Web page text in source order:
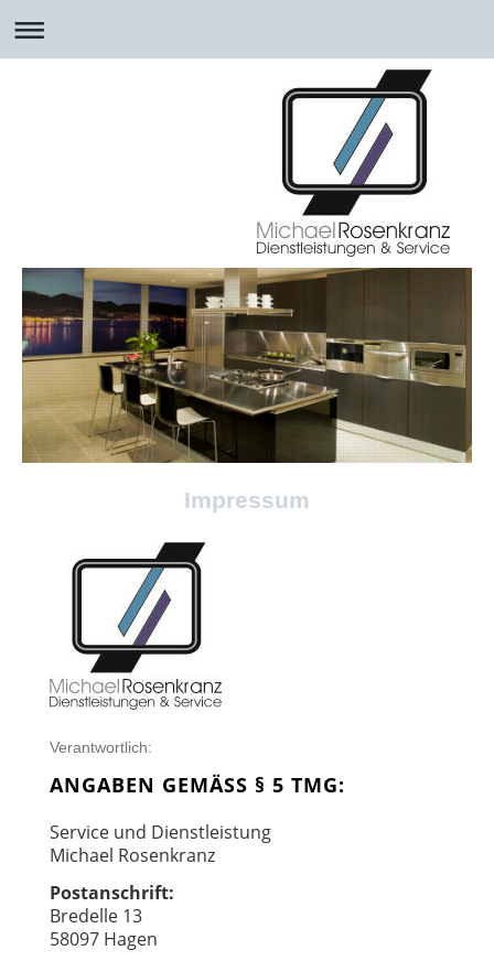
Impressum
Verantwortlich:
ANGABEN GEMÄSS § 5 TMG:
Service und Dienstleistung
Michael Rosenkranz
Postanschrift:
Bredelle 13
58097 Hagen